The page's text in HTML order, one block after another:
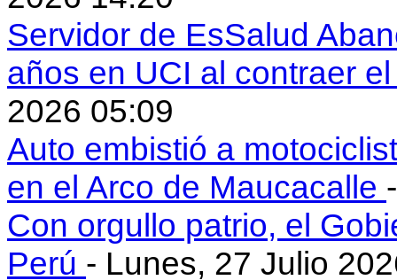
Servidor de EsSalud
años en UCI al contraer
2026 05:09
Auto embistió a
en el Arco de Maucacalle
Con orgullo patrio, el
Perú - Lunes, 27 Julio